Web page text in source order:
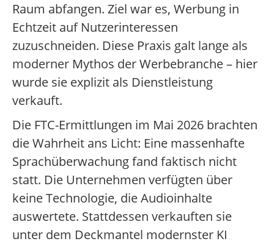
Raum abfangen. Ziel war es, Werbung in
Echtzeit auf Nutzerinteressen
zuzuschneiden. Diese Praxis galt lange als
moderner Mythos der Werbebranche – hier
wurde sie explizit als Dienstleistung
verkauft.
Die FTC-Ermittlungen im Mai 2026 brachten
die Wahrheit ans Licht: Eine massenhafte
Sprachüberwachung fand faktisch nicht
statt. Die Unternehmen verfügten über
keine Technologie, die Audioinhalte
auswertete. Stattdessen verkauften sie
unter dem Deckmantel modernster KI